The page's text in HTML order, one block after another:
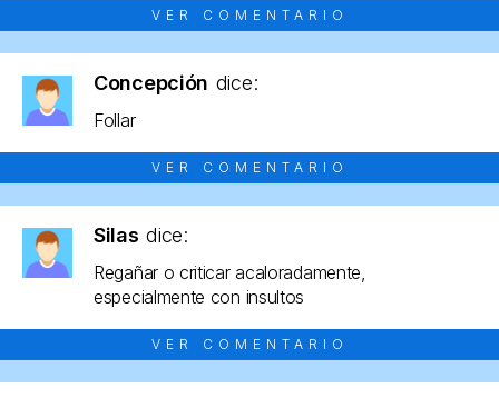
VER COMENTARIO
Concepción dice:
Follar
VER COMENTARIO
Silas dice:
Regañar o criticar acaloradamente,
especialmente con insultos
VER COMENTARIO